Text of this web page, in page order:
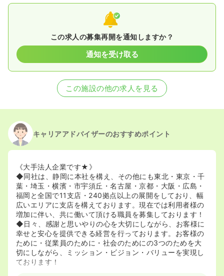
この求人の募集再開を通知しますか？
通知を受け取る
この施設の他の求人を見る
キャリアアドバイザーのおすすめポイント
《大手法人企業です★》
◆同社は、静岡に本社を構え、その他にも東北・東京・千
葉・埼玉・横濱・市宇須丘・名古屋・京都・大阪・広島・
福岡と全国で11支店・240拠点以上の展開をしており、幅
広いエリアに支店を構えております。現在では利用者様の
増加に伴い、共に働いて頂ける職員を募集しております！
◆日々、感謝と思いやりの心を大切にしながら、お客様に
幸せと安心を提供できる経営を行っております。お客様の
ために・従業員のために・社会のためにの3つのためを大
切にしながら、ミッション・ビジョン・バリューを実現し
ております！